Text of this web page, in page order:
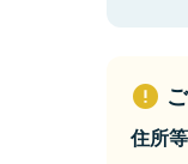
住所